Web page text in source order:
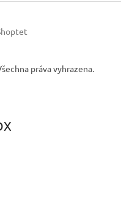
práva vyhrazena.